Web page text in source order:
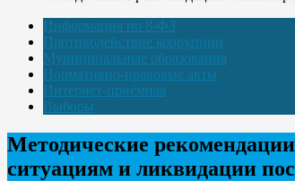
Информация по 8-ФЗ
Противодействие коррупции
Муниципальные образования
Нормативно-правовые акты
Интернет-приёмная
Выборы
Методические
ситуациям и ликвидации